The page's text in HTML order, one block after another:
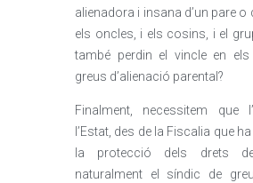
alienadora i insana d’un pare o
els oncles, i els cosins, i el
també perdin el vincle en
greus d’alienació parental?
Finalment, necessitem que
l’Estat, des de la Fiscalia que
la protecció dels drets
naturalment el síndic de